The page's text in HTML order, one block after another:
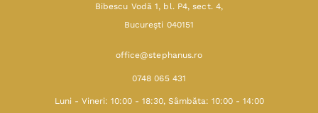
Bibescu Vodă 1, bl. P4, sect. 4,
Bucureşti 040151
office@stephanus.ro
0748 065 431
Luni - Vineri: 10:00 - 18:30, Sâmbăta: 10:00 - 14:00